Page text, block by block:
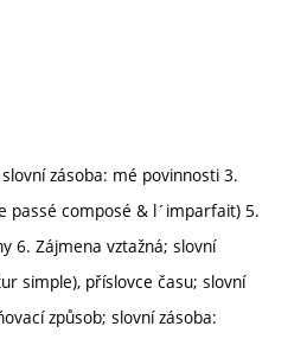
zásoba: mé povinnosti 3.
passé composé & l´imparfait) 5.
6. Zájmena vztažná; slovní
simple), příslovce času; slovní
způsob; slovní zásoba: